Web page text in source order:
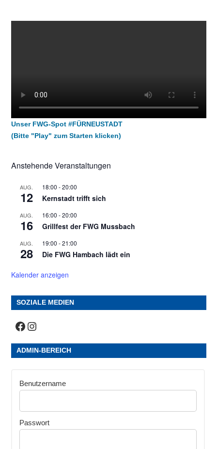
Unser FWG-Spot #FÜRNEUSTADT
(Bitte "Play" zum Starten klicken)
Anstehende Veranstaltungen
AUG.
12
18:00 -20:00
Kernstadt trifft sich
AUG.
16
16:00 -20:00
Grillfest der FWG Mussbach
AUG.
28
19:00 -21:00
Die FWG Hambach lädt ein
Kalender anzeigen
SOZIALE MEDIEN
Facebook
Instagram
ADMIN-BEREICH
Benutzername
Passwort